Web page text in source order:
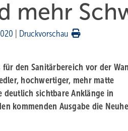
mehr
Druckvorschau
für den Sanitärbereich vor der
hochwertiger, mehr matte
deutlich sichtbare Anklänge in
kommenden Ausgabe die